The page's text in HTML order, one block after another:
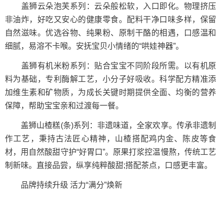
盖狮云朵泡芙系列：云朵般松软，入口即化。物理挤压
非油炸，好吃又安心的健康零食。配料干净口味多样，保留
自然滋味。优选谷物、纯果粉、原制干酪的相遇，口感温和
细腻，易溶不卡喉。安抚宝贝小情绪的“哄娃神器”。
盖狮有机米粉系列：贴合宝宝不同阶段所需。以有机原
料为基础，专利酶解工艺，小分子好吸收。科学配方精准添
加维生素和矿物质，为成长关键时期提供全面、均衡的营养
保障，帮助宝宝亲和过渡每一餐。
盖狮山楂糕(条)系列：非遗味道，全家欢享。传承非遗制
作工艺，秉持古法匠心精神，山楂搭配鸡内金、陈皮等食
材，用自然酸甜守护“好胃口”。原果打浆控温慢熬，传统工艺
制新味。直接品尝，纵享纯粹酸甜;搭配茶点，口感更丰富。
品牌持续升级 活力“满分”焕新